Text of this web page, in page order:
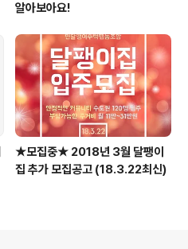
알아보아요!
★모집중★ 2018년 3월 달팽이
집 추가 모집공고 (18.3.22최신)